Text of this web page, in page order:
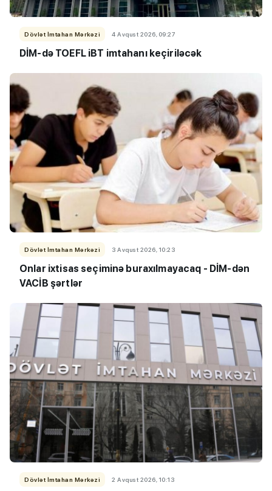
Dövlət İmtahan Mərkəzi 4 Avqust 2026, 09:27
DİM-də TOEFL iBT imtahanı keçiriləcək
Dövlət İmtahan Mərkəzi 3 Avqust 2026, 10:23
Onlar ixtisas seçiminə buraxılmayacaq - DİM-dən
VACİB şərtlər
Dövlət İmtahan Mərkəzi 2 Avqust 2026, 10:13